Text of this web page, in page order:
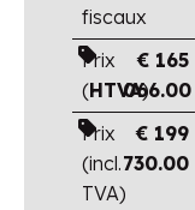
fiscaux
Prix
(HTVA)
€ 165
066.00
Prix
(incl.
TVA)
€ 199
730.00